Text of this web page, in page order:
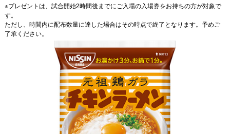
※プレゼントは、試合開始2時間後までにご入場の入場券をお持ちの方が対象で
す。
ただし、時間内に配布数量に達した場合はその時点で終了となります。予めご
了承ください。